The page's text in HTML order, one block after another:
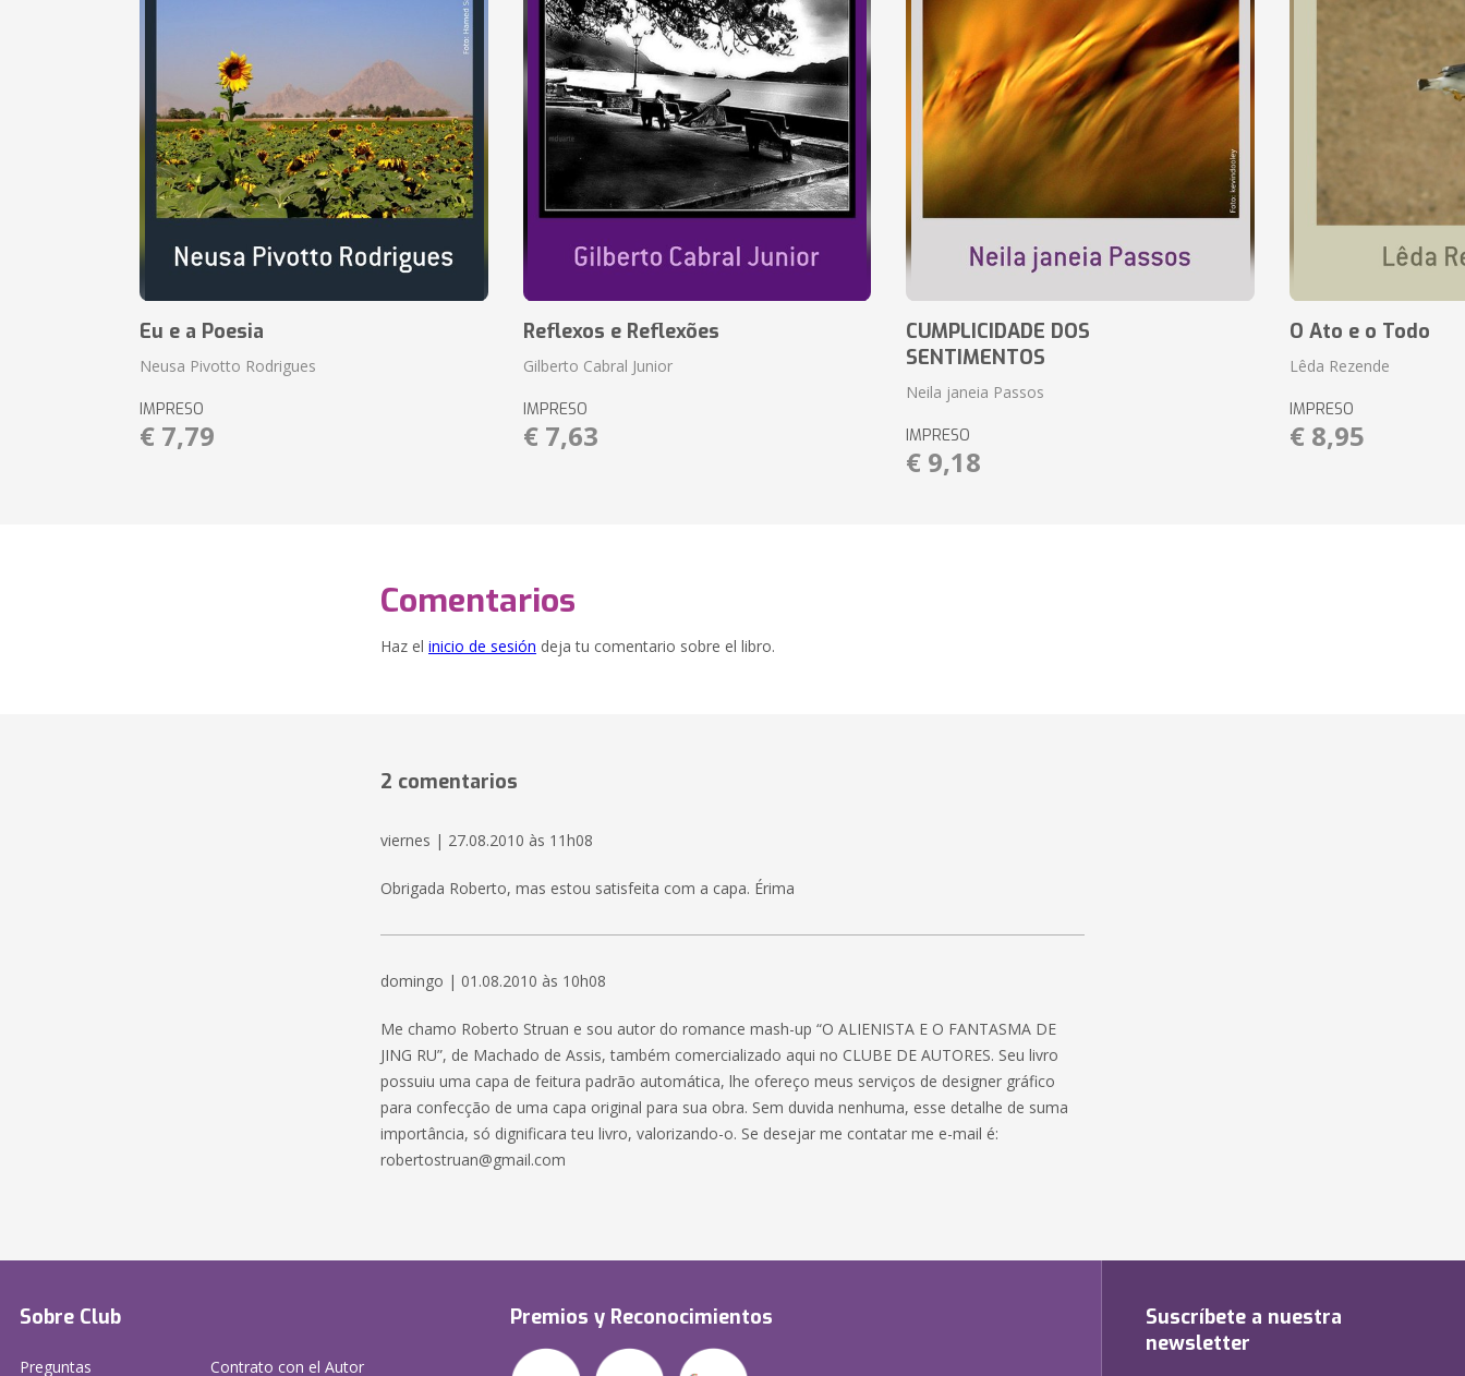
Eu e a Poesia
Neusa Pivotto Rodrigues
IMPRESO
€ 7,79
Reflexos e Reflexões
Gilberto Cabral Junior
IMPRESO
€ 7,63
CUMPLICIDADE DOS
SENTIMENTOS
Neila janeia Passos
IMPRESO
€ 9,18
O Ato e o Todo
Lêda Rezende
IMPRESO
€ 8,95
Comentarios
Haz el inicio de sesión deja tu comentario sobre el libro.
2 comentarios
viernes | 27.08.2010 às 11h08
Obrigada Roberto, mas estou satisfeita com a capa. Érima
domingo | 01.08.2010 às 10h08
Me chamo Roberto Struan e sou autor do romance mash-up “O ALIENISTA E O FANTASMA DE
JING RU”, de Machado de Assis, também comercializado aqui no CLUBE DE AUTORES. Seu livro
possuiu uma capa de feitura padrão automática, lhe ofereço meus serviços de designer gráfico
para confecção de uma capa original para sua obra. Sem duvida nenhuma, esse detalhe de suma
importância, só dignificara teu livro, valorizando-o. Se desejar me contatar me e-mail é:
robertostruan@gmail.com
Sobre Club
Preguntas Contrato con el Autor
Premios y Reconocimientos
Suscríbete a nuestra
newsletter